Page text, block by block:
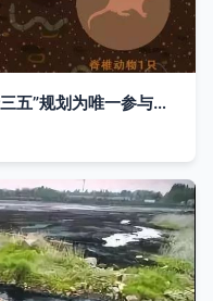
外资助力中国土壤污染治理 以“十三五”规划为唯一参与路径